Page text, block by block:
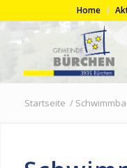
Home
Startseite /